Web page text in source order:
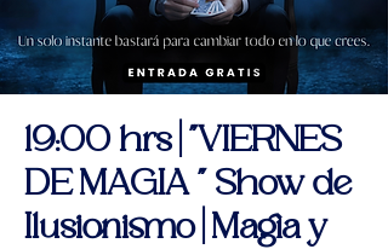
19:00 hrs | "VIERNES
DE MAGIA " Show de
Ilusionismo | Magia y